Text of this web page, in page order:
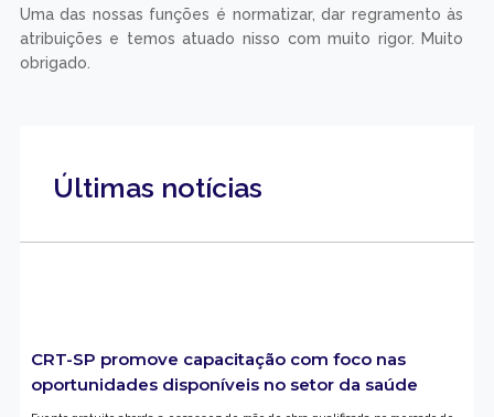
Uma das nossas funções é normatizar, dar regramento às
atribuições e temos atuado nisso com muito rigor. Muito
obrigado.
Últimas notícias
CRT-SP promove capacitação com foco nas
oportunidades disponíveis no setor da saúde